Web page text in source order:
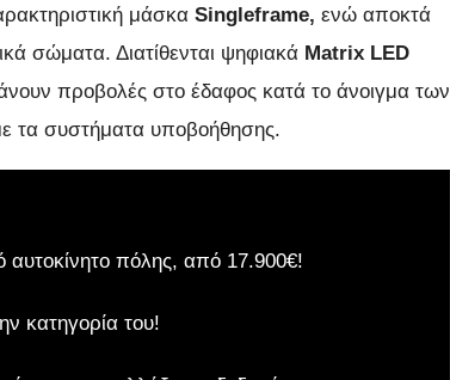
μάσκα Singleframe, ενώ αποκτά
σώματα. Διατίθενται ψηφιακά Matrix LED
προβολές στο έδαφος κατά το άνοιγμα των
τα συστήματα υποβοήθησης.
αυτοκίνητο πόλης, από 17.900€!
κατηγορία του!